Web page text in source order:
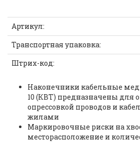
Артикул:
Транспортная упаковка:
Штрих-код:
Наконечники кабельные
10 (КВТ) предназначены для
опрессовкой проводов и
жилами
Маркировочные риски на
месторасположение и